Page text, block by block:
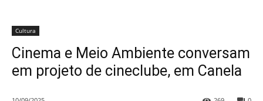
Cultura
Cinema e Meio Ambiente conversam
em projeto de cineclube, em Canela